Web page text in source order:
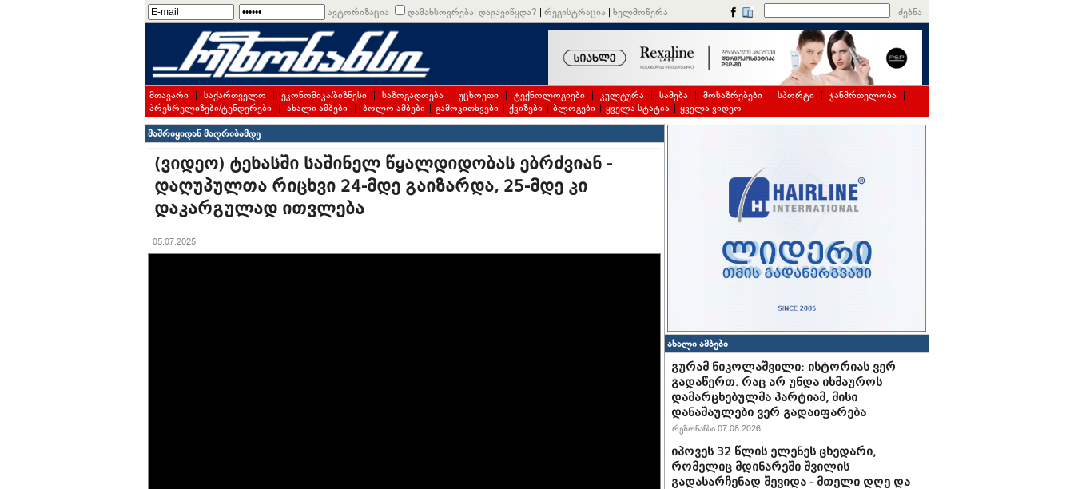
ავტორიზაცია დამახსოვრება| დაგავიწყდა? | რეგისტრაცია | ხელმოწერა ძებნა
მთავარი | საქართველო | ეკონომიკა/ბიზნესი | საზოგადოება | უცხოეთი | ტექნოლოგიები | კულტურა | სამება | მოსაზრებები | სპორტი | ჯანმრთელობა |
პრესრელიზები/ტენდერები | ახალი ამბები | ბოლო ამბები | გამოკითხვები | ქვიზები | ბლოგები | ყველა სტატია | ყველა ვიდეო
მაშრიყიდან მაღრიბამდე
(ვიდეო) ტეხასში საშინელ წყალდიდობას ებრძვიან -
დაღუპულთა რიცხვი 24-მდე გაიზარდა, 25-მდე კი
დაკარგულად ითვლება
05.07.2025
ახალი ამბები
გურამ ნიკოლაშვილი: ისტორიას ვერ
გადაწერთ. რაც არ უნდა იხმაუროს
დამარცხებულმა პარტიამ, მისი
დანაშაულები ვერ გადაიფარება
რეზონანსი 07.08.2026
იპოვეს 32 წლის ელენეს ცხედარი,
რომელიც მდინარეში შვილის
გადასარჩენად შევიდა - მთელი დღე და